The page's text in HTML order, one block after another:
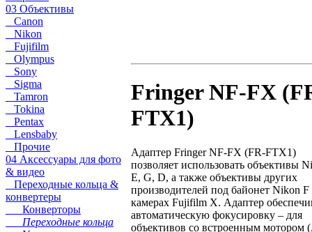
03 Объективы
Canon
Nikon
Fujifilm
Olympus
Sony
Sigma
Tamron
Tokina
Pentax
Lensbaby
Прочие
04 Аксессуары для фото
& видео
Переходные кольца &
конвертеры
Конверторы
Переходные кольца
Fringer NF-FX
FTX1)
Адаптер Fringer NF-FX (FR-FTX1)
позволяет использовать объективы
E, G, D, а также объективы других
производителей под байонет Nikon F
камерах Fujifilm X. Адаптер
автоматическую фокусировку – для
объективов со встроенным мотором